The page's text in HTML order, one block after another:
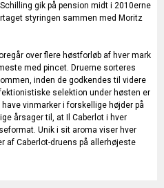
gik på pension midt i 2010erne
styringen sammen med Moritz
over flere høstforløb af hver mark
med pincet. Druerne sorteres
inden de godkendes til videre
selektion under høsten er
vinmarker i forskellige højder på
årsager til, at Il Caberlot i hver
Unik i sit aroma viser hver
af Caberlot-druens på allerhøjeste